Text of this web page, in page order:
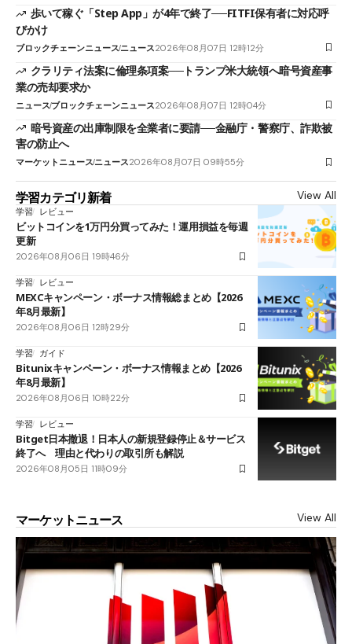
歩いて稼ぐ「Step App」が4年で終了──FITFI保有者に対応呼
びかけ
ブロックチェーンニュースニュース2026年08月07日 12時12分
クラリティ法案に倫理条項案──トランプ米大統領へ暗号資産事
業の売却要求か
ニュースブロックチェーンニュース2026年08月07日 12時04分
暗号資産の出庫制限を全業者に要請──金融庁・警察庁、詐欺被
害の防止へ
マーケットニュースニュース2026年08月07日 09時55分
学習カテゴリ新着 View All
学習 レビュー
ビットコインを1万円分買ってみた！運用損益を毎週
更新
2026年08月06日 19時46分
学習 レビュー
MEXCキャンペーン・ボーナス情報総まとめ【2026
年8月最新】
2026年08月06日 12時29分
学習 ガイド
Bitunixキャンペーン・ボーナス情報まとめ【2026
年8月最新】
2026年08月06日 10時22分
学習 レビュー
Bitget日本撤退！日本人の新規登録停止＆サービス
終了へ 理由と代わりの取引所も解説
2026年08月05日 11時09分
マーケットニュース View All